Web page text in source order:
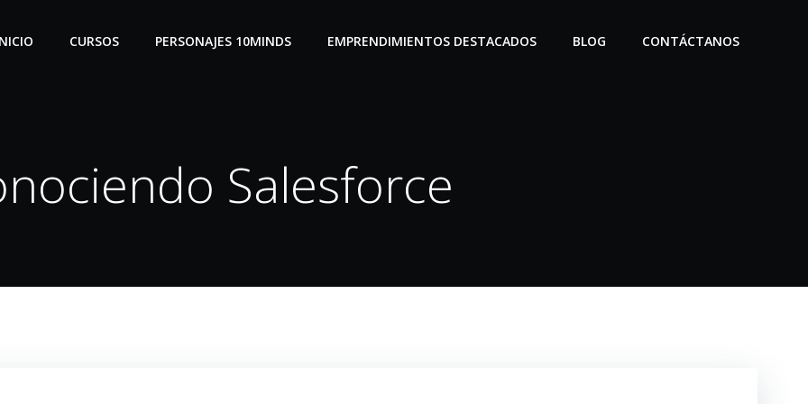
CURSOS PERSONAJES 10MINDS EMPRENDIMIENTOS DESTACADOS BLOG CONTÁCTANOS
Salesforce